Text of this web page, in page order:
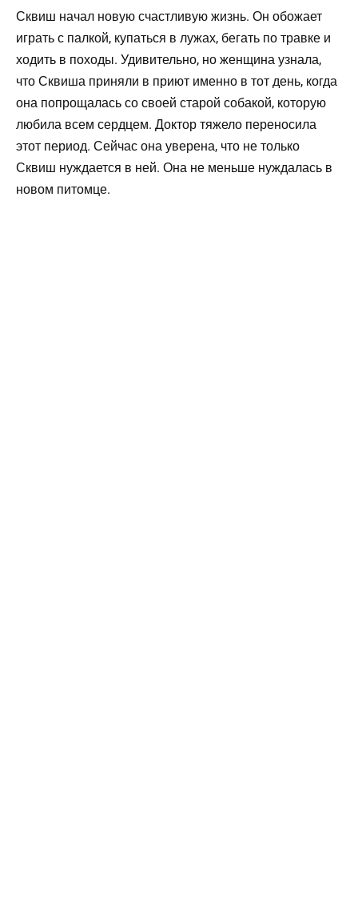
Сквиш начал новую счастливую жизнь. Он обожает
играть с палкой, купаться в лужах, бегать по травке и
ходить в походы. Удивительно, но женщина узнала,
что Сквиша приняли в приют именно в тот день, когда
она попрощалась со своей старой собакой, которую
любила всем сердцем. Доктор тяжело переносила
этот период. Сейчас она уверена, что не только
Сквиш нуждается в ней. Она не меньше нуждалась в
новом питомце.